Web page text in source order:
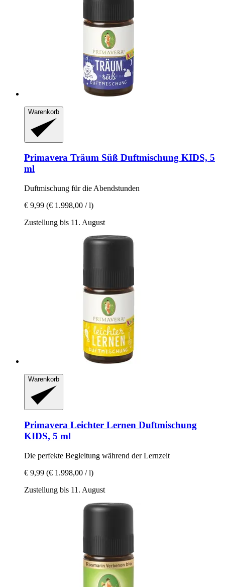
Warenkorb
Primavera Träum Süß Duftmischung KIDS, 5
ml
Duftmischung für die Abendstunden
€ 9,99 (€ 1.998,00 / l)
Zustellung bis 11. August
Warenkorb
Primavera Leichter Lernen Duftmischung
KIDS, 5 ml
Die perfekte Begleitung während der Lernzeit
€ 9,99 (€ 1.998,00 / l)
Zustellung bis 11. August